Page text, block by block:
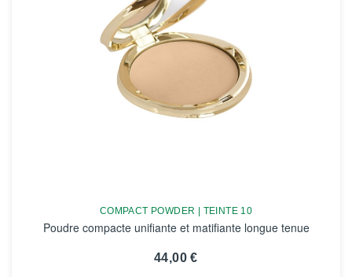
COMPACT POWDER | TEINTE 10
Poudre compacte unifiante et matifiante longue tenue
44,00 €